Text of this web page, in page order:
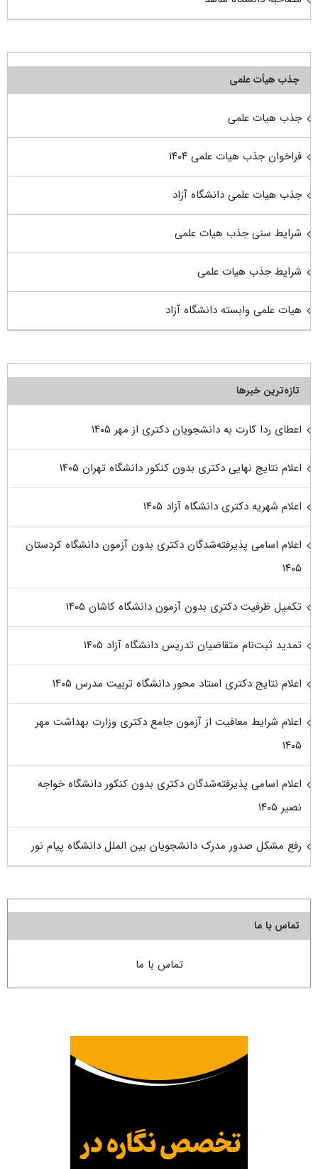
جذب هیأت علمی
جذب هیات علمی
فراخوان جذب هیات علمی ۱۴۰۴
جذب هیات علمی دانشگاه آزاد
شرایط سنی جذب هیات علمی
شرایط جذب هیات علمی
هیات علمی وابسته دانشگاه آزاد
تازه‌ترین خبرها
اعطای ردا کارت به دانشجویان دکتری از مهر ۱۴۰۵
اعلام نتایج نهایی دکتری بدون کنکور دانشگاه تهران ۱۴۰۵
اعلام شهریه دکتری دانشگاه آزاد ۱۴۰۵
اعلام اسامی پذیرفته‌شدگان دکتری بدون آزمون دانشگاه کردستان
۱۴۰۵
تکمیل ظرفیت دکتری بدون آزمون دانشگاه کاشان ۱۴۰۵
تمدید ثبت‌نام متقاضیان تدریس دانشگاه آزاد ۱۴۰۵
اعلام نتایج دکتری استاد محور دانشگاه تربیت مدرس ۱۴۰۵
اعلام شرایط معافیت از آزمون جامع دکتری وزارت بهداشت مهر
۱۴۰۵
اعلام اسامی پذیرفته‌شدگان دکتری بدون کنکور دانشگاه خواجه
نصیر ۱۴۰۵
رفع مشکل صدور مدرک دانشجویان بین الملل دانشگاه پیام نور
تماس با ما
تماس با ما